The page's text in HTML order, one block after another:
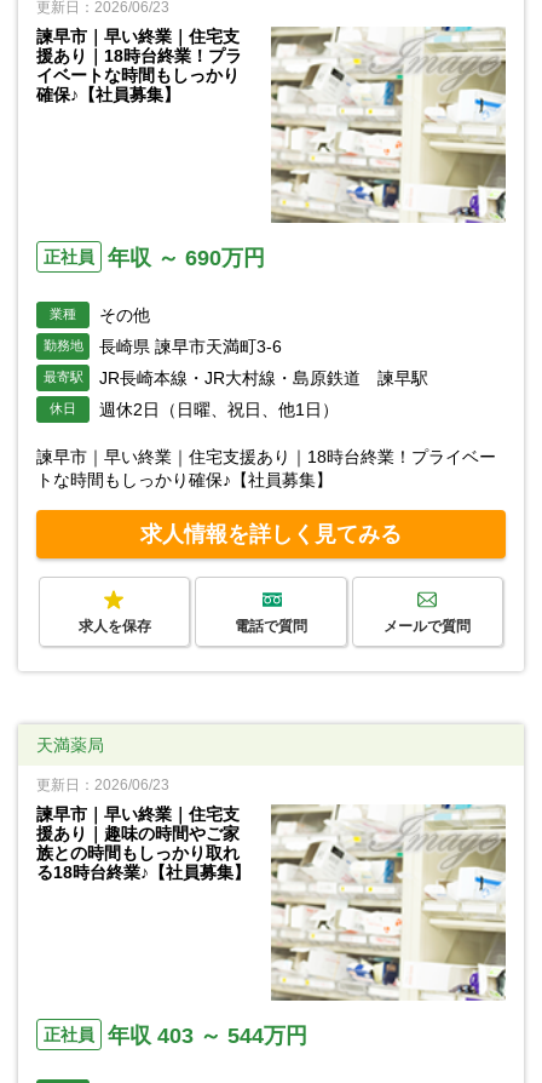
更新日：2026/06/23
諫早市｜早い終業｜住宅支
援あり｜18時台終業！プラ
イベートな時間もしっかり
確保♪【社員募集】
正社員 年収 ～ 690万円
業種 その他
勤務地 長崎県 諫早市天満町3-6
最寄駅 JR長崎本線・JR大村線・島原鉄道 諫早駅
休日 週休2日（日曜、祝日、他1日）
諫早市｜早い終業｜住宅支援あり｜18時台終業！プライベー
トな時間もしっかり確保♪【社員募集】
求人情報を詳しく見てみる
求人を保存 電話で質問 メールで質問
天満薬局
更新日：2026/06/23
諫早市｜早い終業｜住宅支
援あり｜趣味の時間やご家
族との時間もしっかり取れ
る18時台終業♪【社員募集】
正社員 年収 403 ～ 544万円